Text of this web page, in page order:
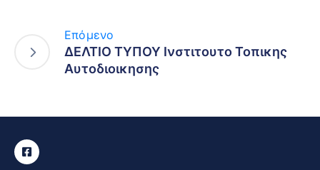
Επόμενο
ΔΕΛΤΙΟ ΤΥΠΟΥ Ινστιτουτο Τοπικης
Αυτοδιοικησης